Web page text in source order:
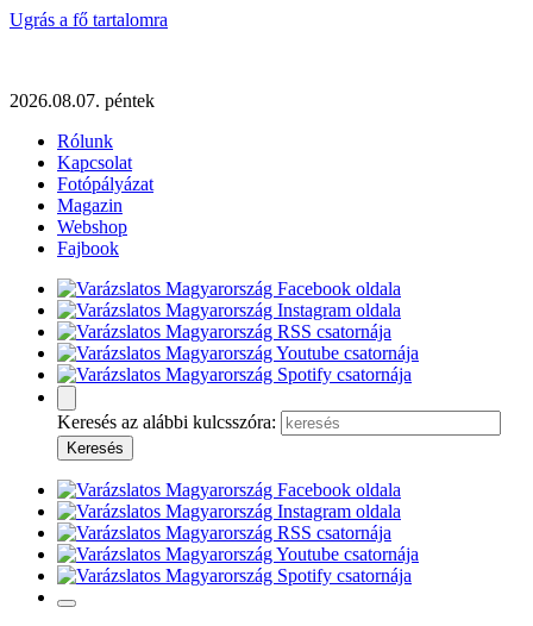
Ugrás a fő tartalomra
2026.08.07. péntek
Rólunk
Kapcsolat
Fotópályázat
Magazin
Webshop
Fajbook
Keresés az alábbi kulcsszóra: